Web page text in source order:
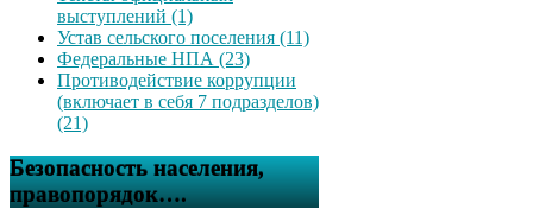
выступлений (1)
Устав сельского поселения (11)
Федеральные НПА (23)
Противодействие коррупции
(включает в себя 7 подразделов)
(21)
Безопасность населения,
правопорядок….